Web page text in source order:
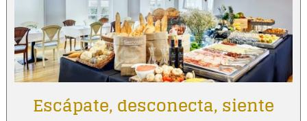
Escápate, desconecta, siente